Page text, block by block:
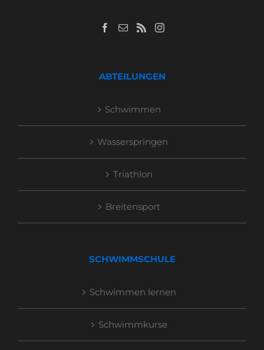
ABTEILUNGEN
Schwimmen
Wasserspringen
Triathlon
Breitensport
SCHWIMMSCHULE
Schwimmen lernen
Schwimmkurse